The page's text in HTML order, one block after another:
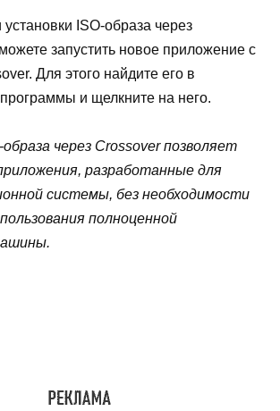
ISO-образа через
запустить новое приложение с
Для этого найдите его в
и щелкните на него.
через Crossover позволяет
разработанные для
системы, без необходимости
полноценной